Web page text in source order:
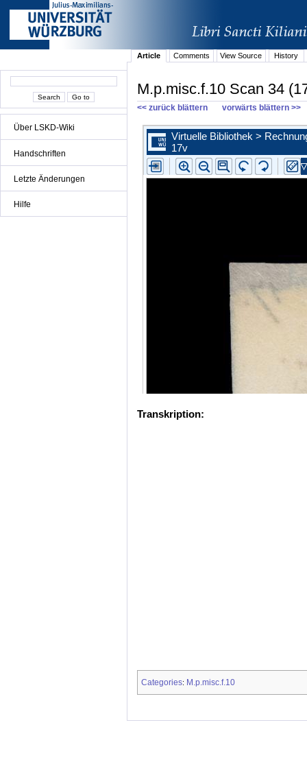
Über LSKD-Wiki
Handschriften
Letzte Änderungen
Hilfe
Article Comments View Source History
M.p.misc.f.10 Scan 34
<< zurück blättern vorwärts blättern >>
Transkription:
Categories: M.p.misc.f.10